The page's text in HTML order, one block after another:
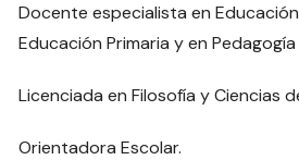
Docente especialista en
Educación Primaria y en
Licenciada en Filosofía y Ciencias
Orientadora Escolar.